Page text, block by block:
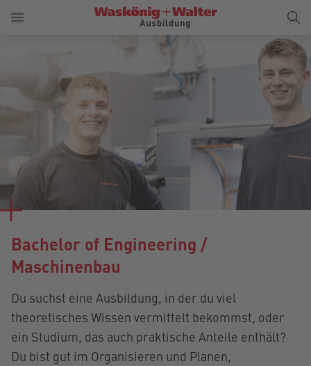
Bachelor of Engineering /
Maschinenbau
Du suchst eine Ausbildung, in der du viel
theoretisches Wissen vermittelt bekommst, oder
ein Studium, das auch praktische Anteile enthält?
Du bist gut im Organisieren und Planen,